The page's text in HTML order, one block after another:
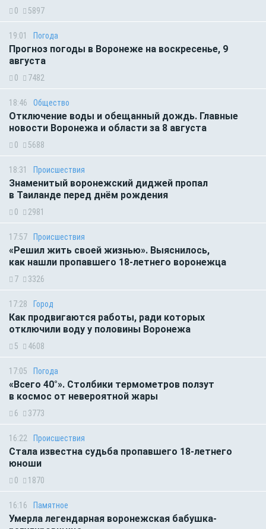
0 5897
19:01 Погода
Прогноз погоды в Воронеже на воскресенье, 9
августа
0 7482
18:46 Общество
Отключение воды и обещанный дождь. Главные
новости Воронежа и области за 8 августа
0 5688
18:31 Происшествия
Знаменитый воронежский диджей пропал
в Таиланде перед днём рождения
0 2981
17:57 Происшествия
«Решил жить своей жизнью». Выяснилось,
как нашли пропавшего 18-летнего воронежца
7 3326
17:28 Город
Как продвигаются работы, ради которых
отключили воду у половины Воронежа
5 4608
17:05 Погода
«Всего 40°». Столбики термометров ползут
в космос от невероятной жары
6 3773
16:22 Происшествия
Стала известна судьба пропавшего 18-летнего
юноши
0 1870
16:16 Памятное
Умерла легендарная воронежская бабушка-